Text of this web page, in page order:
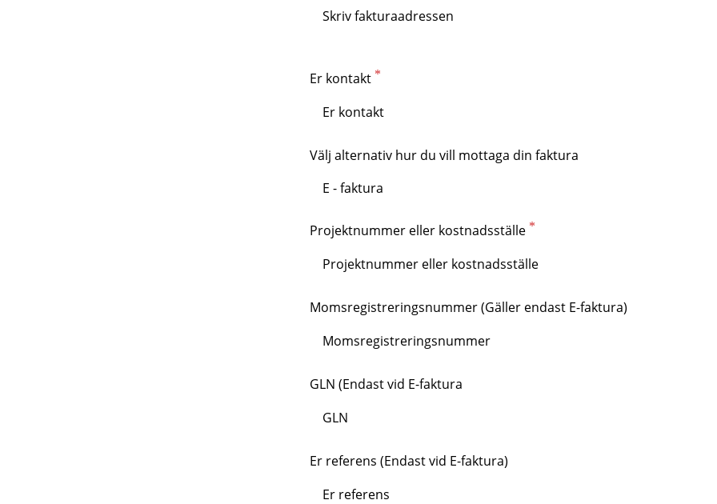
Er kontakt
Välj alternativ hur du vill mottaga din faktura
E - faktura
E - faktura
Projektnummer eller kostnadsställe
Momsregistreringsnummer (Gäller endast E-faktura)
GLN (Endast vid E-faktura
Er referens (Endast vid E-faktura)